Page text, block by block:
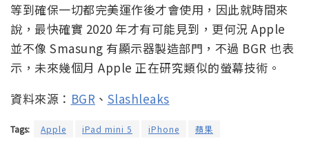
等到確保一切都完美運作後才會使用，因此就時間來
說，最快確實 2020 年才有可能見到，更何況 Apple
並不像 Smasung 有顯示器製造部門，不過 BGR 也表
示，未來幾個月 Apple 正在研究類似的螢幕技術。
資料來源： BGR 、 Slashleaks
Tags: Apple iPad mini 5 iPhone 蘋果